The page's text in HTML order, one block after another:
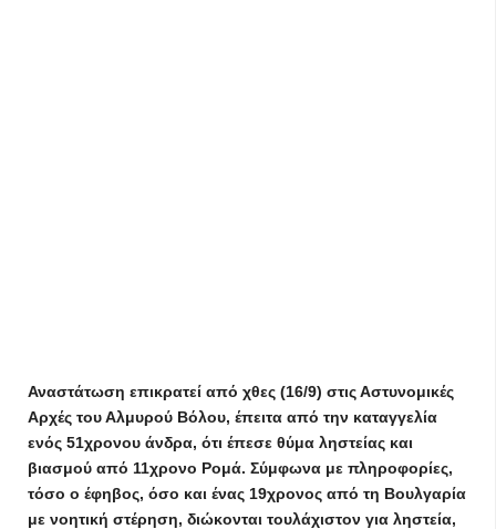
Αναστάτωση επικρατεί από χθες (16/9) στις Αστυνομικές
Αρχές του Αλμυρού Βόλου, έπειτα από την καταγγελία
ενός 51χρονου άνδρα, ότι έπεσε θύμα ληστείας και
βιασμού από 11χρονο Ρομά. Σύμφωνα με πληροφορίες,
τόσο ο έφηβος, όσο και ένας 19χρονος από τη Βουλγαρία
με νοητική στέρηση, διώκονται τουλάχιστον για ληστεία,